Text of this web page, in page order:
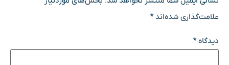
علامت‌گذاری شده‌اند*
دیدگاه*